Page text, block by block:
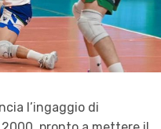
l’ingaggio di